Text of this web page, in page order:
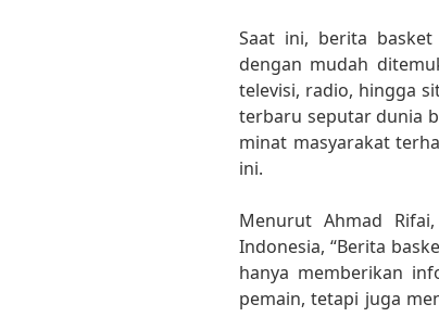
Saat ini, berita
dengan mudah
televisi, radio, hingga
terbaru seputar dunia
minat masyarakat
ini.
Menurut Ahmad
Indonesia, “Berita
hanya memberikan
pemain, tetapi juga